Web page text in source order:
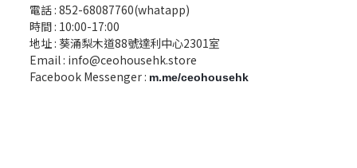
電話 : 852-68087760(whatapp)
時間 : 10:00-17:00
地址 : 葵涌梨木道88號達利中心2301室
Email : info@ceohousehk.store
Facebook Messenger : m.me/ceohousehk